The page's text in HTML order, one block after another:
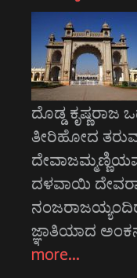
ದೊಡ್ಡ
ತೀರಿಹೋದ
ದಳವಾಯಿ
ಜ್ಞಾತಿಯಾದ
more…